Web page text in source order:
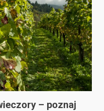
– poznaj